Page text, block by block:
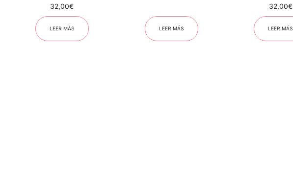
32,00€
LEER MÁS LEER MÁS
32,00€
LEER MÁS